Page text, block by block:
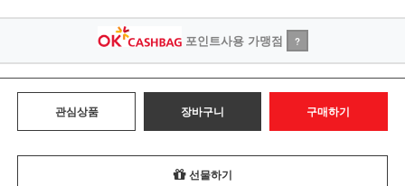
포인트사용 가맹점 ?
관심상품 장바구니 구매하기
선물하기